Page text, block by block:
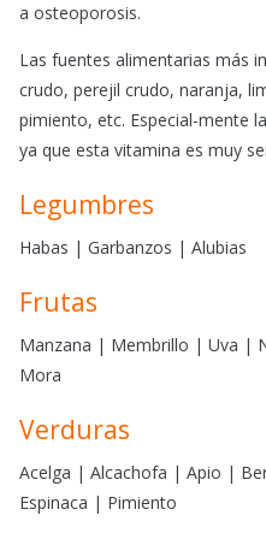
a osteoporosis.
Las fuentes alimentarias más
crudo, perejil crudo, naranja,
pimiento, etc. Especial-mente
ya que esta vitamina es muy
Legumbres
Habas | Garbanzos | Alubias
Frutas
Manzana | Membrillo | Uva |
Mora
Verduras
Acelga | Alcachofa | Apio |
Espinaca | Pimiento